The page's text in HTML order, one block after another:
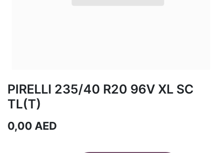
PIRELLI 235/40 R20 96V XL SC
TL(T)
0,00 AED